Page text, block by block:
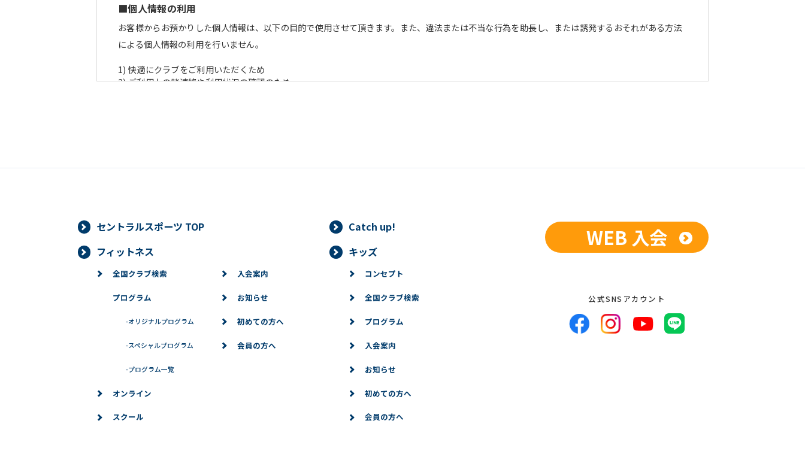
■個人情報の利用
お客様からお預かりした個人情報は、以下の目的で使用させて頂きます。また、違法または不当な行為を助長し、または誘発するおそれがある方法
による個人情報の利用を行いません。
1) 快適にクラブをご利用いただくため
2) ご利用上の諸連絡や利用状況の確認のため
■個人情報の開示
当社は、お客様からお預かりした個人情報は、正当な理由がある場合を除き、ご本人の同意なく第三者に提供、開示いたしません。ただし、法令に
必要な範囲内において開示する場合、法令に基づき当社が開示を求められた場合、司法または行政機関から開示を求められた場合は、この限りでは
ありません。また、お客様からお預かりした個人情報の確認（第三者提供記録の開示を含みます。）をご本人が希望される場合は、合理的な範囲で
■個人情報の訂正、変更、削除、利用停止等
当社は、お客様からお預かりした個人情報に対して、ご本人より情報の訂正、変更、削除、利用停止、第三者への提供の停止等のお申し出があった
※問い合わせ窓口
セントラルスポーツ TOP
Catch up!
フィットネス
全国クラブ検索
プログラム
-オリジナルプログラム
-スペシャルプログラム
-プログラム一覧
オンライン
スクール
入会案内
お知らせ
初めての方へ
会員の方へ
キッズ
コンセプト
全国クラブ検索
プログラム
入会案内
お知らせ
初めての方へ
会員の方へ
WEB 入会
公式SNSアカウント